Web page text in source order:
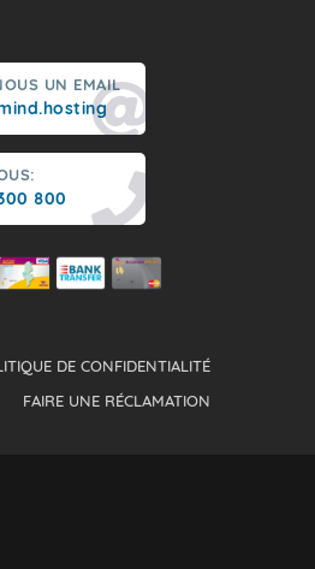
UN EMAIL
800
DE CONFIDENTIALITÉ
FAIRE UNE RÉCLAMATION